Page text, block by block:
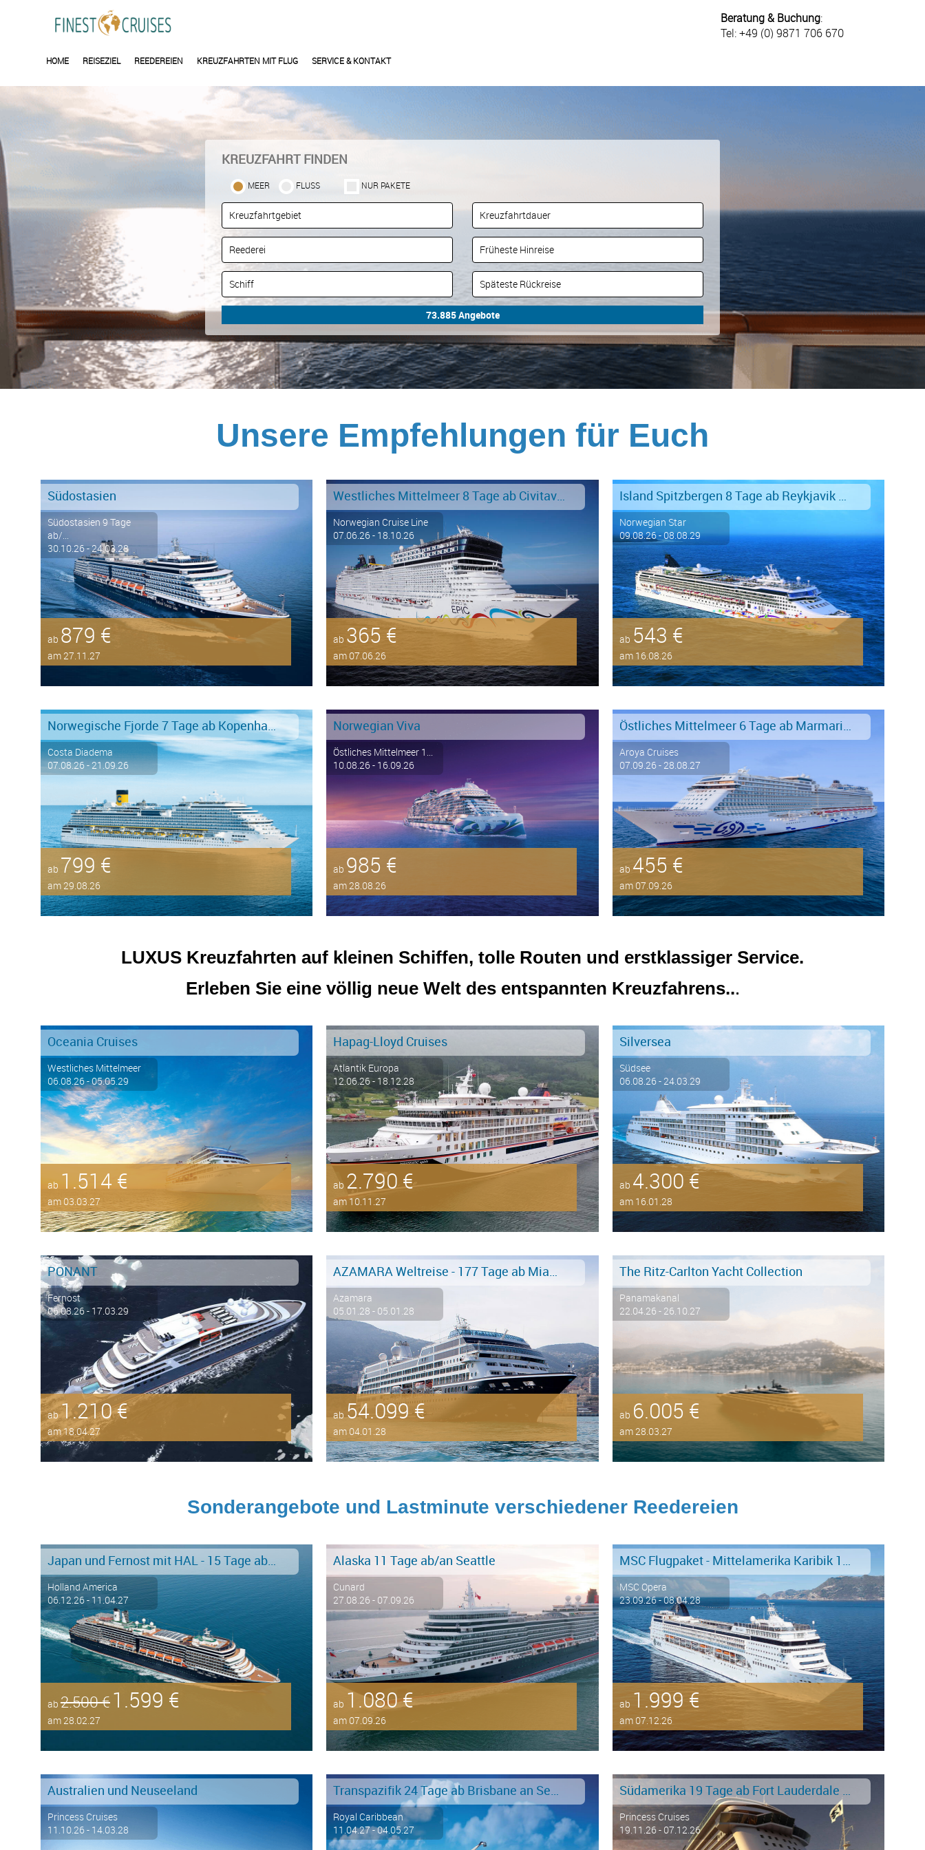
HOME REISEZIEL REEDEREIEN KREUZFAHRTEN MIT FLUG SERVICE & KONTAKT
Beratung & Buchung:
Tel: +49 (0) 9871 706 670
KREUZFAHRT FINDEN
MEER FLUSS NUR PAKETE
Unsere Empfehlungen für Euch
Südostasien
Südostasien 9 Tage
ab/...
30.10.26 - 24.03.28
ab 879 €
am 27.11.27
Westliches Mittelmeer 8 Tage ab Civitavecchia - Rom an Barcelona
Norwegian Cruise Line
07.06.26 - 18.10.26
ab 365 €
am 07.06.26
Island Spitzbergen 8 Tage ab Reykjavik an Southampton
Norwegian Star
09.08.26 - 08.08.29
ab 543 €
am 16.08.26
Norwegische Fjorde 7 Tage ab Kopenhagen an Kiel
Costa Diadema
07.08.26 - 21.09.26
ab 799 €
am 29.08.26
Norwegian Viva
Östliches Mittelmeer 1...
10.08.26 - 16.09.26
ab 985 €
am 28.08.26
Östliches Mittelmeer 6 Tage ab Marmaris an Istanbul
Aroya Cruises
07.09.26 - 28.08.27
ab 455 €
am 07.09.26
LUXUS Kreuzfahrten auf kleinen Schiffen, tolle Routen und erstklassiger Service.
Erleben Sie eine völlig neue Welt des entspannten Kreuzfahrens...
Oceania Cruises
Westliches Mittelmeer
06.08.26 - 05.05.29
ab 1.514 €
am 03.03.27
Hapag-Lloyd Cruises
Atlantik Europa
12.06.26 - 18.12.28
ab 2.790 €
am 10.11.27
Silversea
Südsee
06.08.26 - 24.03.29
ab 4.300 €
am 16.01.28
PONANT
Fernost
06.08.26 - 17.03.29
ab1.210 €
am 18.04.27
AZAMARA Weltreise - 177 Tage ab Miami an Piräus, Athen inkl. Business Class Flüge!
Azamara
05.01.28 - 05.01.28
ab54.099 €
am 04.01.28
The Ritz-Carlton Yacht Collection
Panamakanal
22.04.26 - 26.10.27
ab 6.005 €
am 28.03.27
Sonderangebote und Lastminute verschiedener Reedereien
Japan und Fernost mit HAL - 15 Tage ab/an Tokyo - Stark reduziert!
Holland America
06.12.26 - 11.04.27
ab 2.500 €1.599 €
am 28.02.27
Alaska 11 Tage ab/an Seattle
Cunard
27.08.26 - 07.09.26
ab 1.080 €
am 07.09.26
MSC Flugpaket - Mittelamerika Karibik 15 Tage ab/an La Romana - FRUEHBUCHER FLUG BORDGUTHABEN
MSC Opera
23.09.26 - 08.04.28
ab 1.999 €
am 07.12.26
Australien und Neuseeland
Princess Cruises
11.10.26 - 14.03.28
Transpazifik 24 Tage ab Brisbane an Seattle
Royal Caribbean
11.04.27 - 04.05.27
Südamerika 19 Tage ab Fort Lauderdale an Buenos Aires
Princess Cruises
19.11.26 - 07.12.26